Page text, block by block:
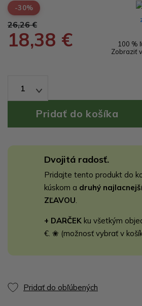
-30%
26,26 €
18,38 €
100 %
Zobraziť
1
Dvojitá radosť.
Pridajte tento produkt do
kúskom a druhý
ZĽAVOU
+ DARČEK ku všetkým
€. ❀ (možnosť vybrať v
Pridať do obľúbených